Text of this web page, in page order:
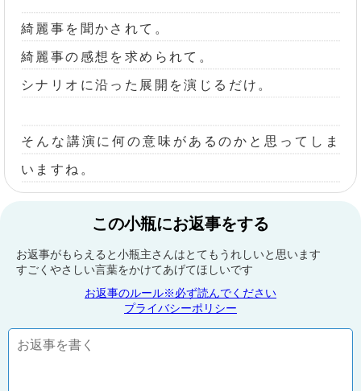
綺麗事を聞かされて。
綺麗事の感想を求められて。
シナリオに沿った展開を演じるだけ。
そんな講演に何の意味があるのかと思ってしま
いますね。
この小瓶にお返事をする
お返事がもらえると小瓶主さんはとてもうれしいと思います
すごくやさしい言葉をかけてあげてほしいです
お返事のルール※必ず読んでください
プライバシーポリシー